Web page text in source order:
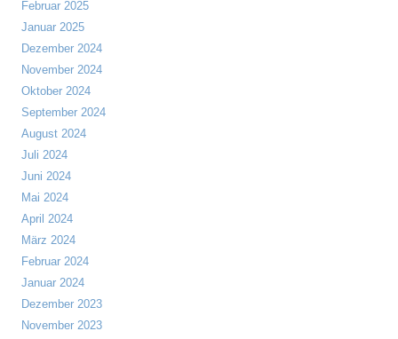
Februar 2025
Januar 2025
Dezember 2024
November 2024
Oktober 2024
September 2024
August 2024
Juli 2024
Juni 2024
Mai 2024
April 2024
März 2024
Februar 2024
Januar 2024
Dezember 2023
November 2023